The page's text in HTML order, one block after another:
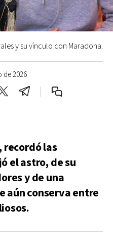
de 2026
y su vínculo con Maradona.
recordó las
el astro, de su
y de una
aún conserva entre